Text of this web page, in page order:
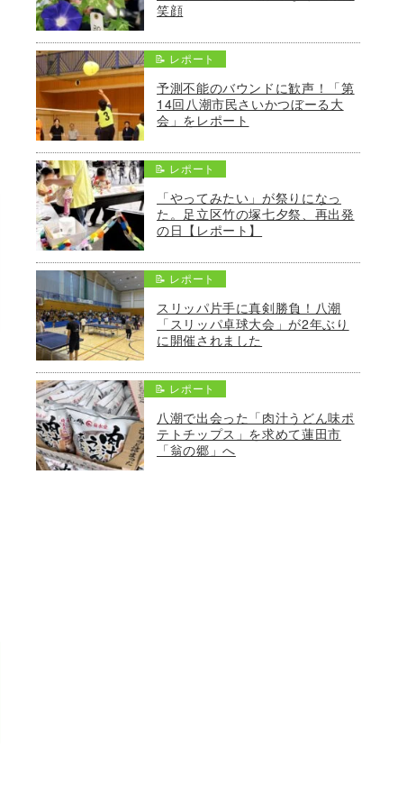
笑顔
📝 レポート
予測不能のバウンドに歓声！「第
14回八潮市民さいかつぼーる大
会」をレポート
📝 レポート
「やってみたい」が祭りになっ
た。足立区竹の塚七夕祭、再出発
の日【レポート】
📝 レポート
スリッパ片手に真剣勝負！八潮
「スリッパ卓球大会」が2年ぶり
に開催されました
📝 レポート
八潮で出会った「肉汁うどん味ポ
テトチップス」を求めて蓮田市
「翁の郷」へ